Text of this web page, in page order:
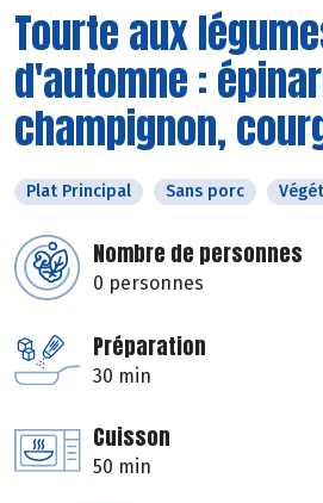
Tourte aux
d'automne :
champignon,
Plat Principal Sans porc
Nombre de personnes
0 personnes
Préparation
30 min
Cuisson
50 min